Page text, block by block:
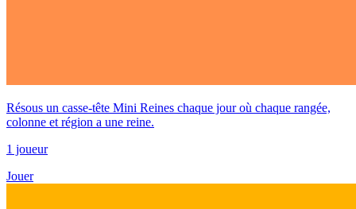
Résous un casse-tête Mini Reines chaque jour où chaque rangée,
colonne et région a une reine.
1 joueur
Jouer